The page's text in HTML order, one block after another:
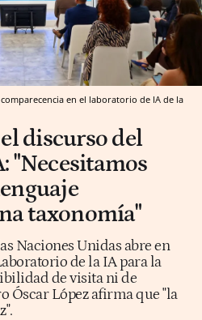
en el laboratorio de IA de la
discurso del
"Necesitamos
taxonomía"
Naciones Unidas abre en
de la IA para la
de visita ni de
Óscar López afirma que "la